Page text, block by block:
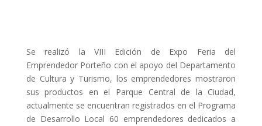
Se realizó la VIII Edición de Expo Feria del
Emprendedor Porteño con el apoyo del Departamento
de Cultura y Turismo, los emprendedores mostraron
sus productos en el Parque Central de la Ciudad,
actualmente se encuentran registrados en el Programa
de Desarrollo Local 60 emprendedores dedicados a